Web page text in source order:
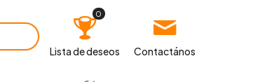
0
Lista de deseos Contactános